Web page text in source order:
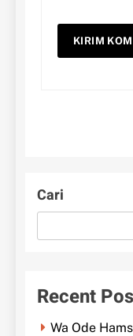
Cari
Recent
Wa Ode